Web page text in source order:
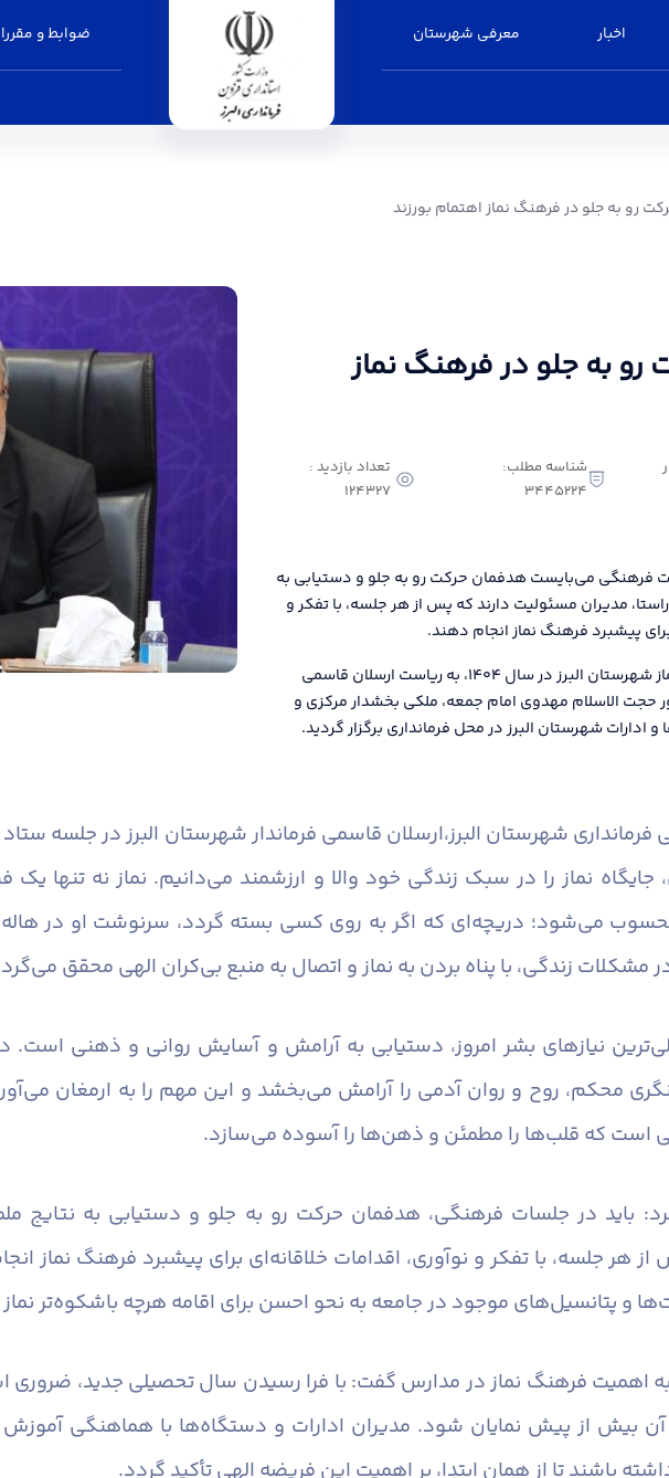
اخبار معرفی شهرستان ضوابط و
رو به جلو در فرهنگ نماز اهتمام بورزند
رو به جلو در فرهنگ نماز
شناسه مطلب:
3445224
تعداد بازدید :
124327
فرهنگی می‌بایست هدفمان حرکت رو به جلو و دستیابی به
مدیران مسئولیت دارند که پس از هر جلسه، با تفکر و
پیشبرد فرهنگ نماز انجام دهند.
دومین جلسه ستاد اقامه نماز شهرستان البرز در سال ۱۴۰۴، به ریاست ارسلان قاسمی
حجت الاسلام مهدوی امام جمعه، ملکی بخشدار مرکزی و
ادارات شهرستان البرز در محل فرمانداری برگزار گردید.
شهرستان البرز،ارسلان قاسمی فرماندار شهرستان البرز در جلسه
جایگاه نماز را در سبک زندگی خود والا و ارزشمند می‌دانیم. نماز نه تنها
می‌شود؛ دریچه‌ای که اگر به روی کسی بسته گردد، سرنوشت او در
مشکلات زندگی، با پناه بردن به نماز و اتصال به منبع بی‌کران الهی محقق
نیازهای بشر امروز، دستیابی به آرامش و آسایش روانی و ذهنی است.
محکم، روح و روان آدمی را آرامش می‌بخشد و این مهم را به ارمغان می‌آورد.
است که قلب‌ها را مطمئن و ذهن‌ها را آسوده می‌سازد.
باید در جلسات فرهنگی، هدفمان حرکت رو به جلو و دستیابی به نتایج
هر جلسه، با تفکر و نوآوری، اقدامات خلاقانه‌ای برای پیشبرد فرهنگ نماز
و پتانسیل‌های موجود در جامعه به نحو احسن برای اقامه هرچه باشکوه‌تر نماز
به اهمیت فرهنگ نماز در مدارس گفت: با فرا رسیدن سال تحصیلی جدید،
بیش از پیش نمایان شود. مدیران ادارات و دستگاه‌ها با هماهنگی